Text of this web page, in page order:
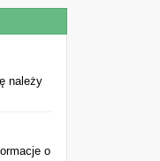
należy
o